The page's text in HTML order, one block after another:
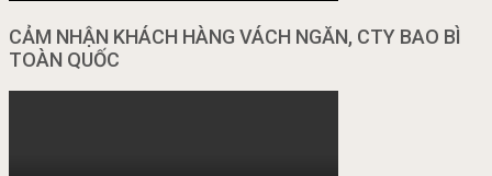
CẢM NHẬN KHÁCH HÀNG VÁCH NGĂN, CTY BAO BÌ
TOÀN QUỐC